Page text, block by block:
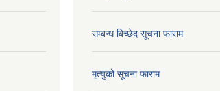
सम्बन्ध बिच्छेद सूचना फाराम
मृत्युको सूचना फाराम